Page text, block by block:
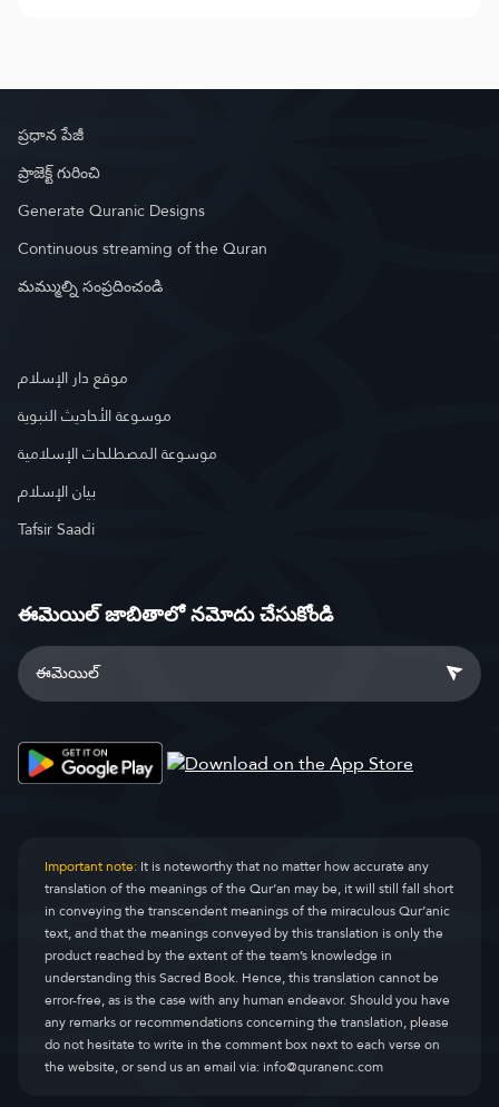
ప్రధాన పేజీ
ప్రాజెక్ట్ గురించి
Generate Quranic Designs
Continuous streaming of the Quran
మమ్ముల్ని సంప్రదించండి
موقع دار الإسلام
موسوعة الأحاديث النبوية
موسوعة المصطلحات الإسلامية
بيان الإسلام
Tafsir Saadi
ఈమెయిల్ జాబితాలో నమోదు చేసుకోండి
Important note:It is noteworthy that no matter how accurate any
translation of the meanings of the Qur’an may be, it will still fall short
in conveying the transcendent meanings of the miraculous Qur’anic
text, and that the meanings conveyed by this translation is only the
product reached by the extent of the team’s knowledge in
understanding this Sacred Book. Hence, this translation cannot be
error-free, as is the case with any human endeavor. Should you have
any remarks or recommendations concerning the translation, please
do not hesitate to write in the comment box next to each verse on
the website, or send us an email via:info@quranenc.com